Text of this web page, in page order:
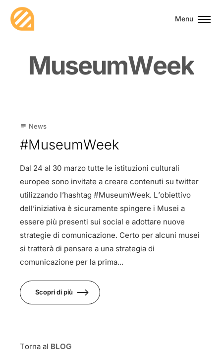
Menu
MuseumWeek
24
subject News
#MuseumWeek
Dal 24 al 30 marzo tutte le istituzioni culturali
europee sono invitate a creare contenuti su twitter
utilizzando l’hashtag #MuseumWeek. L’obiettivo
dell’iniziativa è sicuramente spingere i Musei a
essere più presenti sui social e adottare nuove
strategie di comunicazione. Certo per alcuni musei
si tratterà di pensare a una strategia di
comunicazione per la prima...
Scopri di più
Torna al BLOG